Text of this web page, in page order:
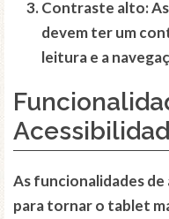
Contraste alto:
devem ter um
leitura e a
Asfuncionalidades de
para tornar o tablet